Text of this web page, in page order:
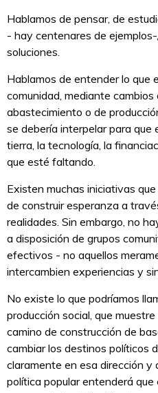
Hablamos de pensar, de
- hay centenares de
soluciones.
Hablamos de entender lo que
comunidad, mediante
abastecimiento o de
se debería interpelar para que
tierra, la tecnología, la
que esté faltando.
Existen muchas iniciativas
de construir esperanza a
realidades. Sin embargo, no
a disposición de grupos
efectivos - no aquellos
intercambien experiencias y
No existe lo que podríamos
producción social, que
camino de construcción de
cambiar los destinos políticos
claramente en esa dirección y
política popular entenderá